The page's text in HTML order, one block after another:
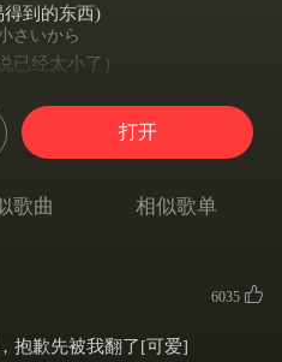
到的东西)
さいから
已经太小了）
点可惜）
しまおう
丢掉了）
视着的东西）
しまおう
打开
歌曲 相似歌单
6035
抱歉先被我翻了[可爱]